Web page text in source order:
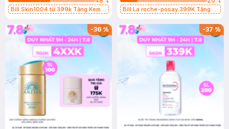
Bill Skin1004 từ 399k Tặng Kem
SPF 50+ 20ml (SL Có Hạn)
Bill La roche-posay 399K Tặng
(SL có hạn)
-36% -37%